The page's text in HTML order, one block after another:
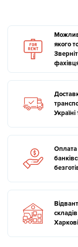
якого
Оплата